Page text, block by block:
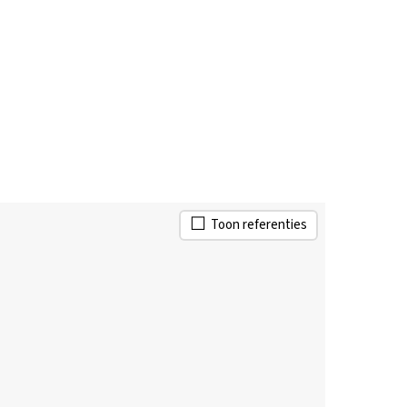
Toon referenties